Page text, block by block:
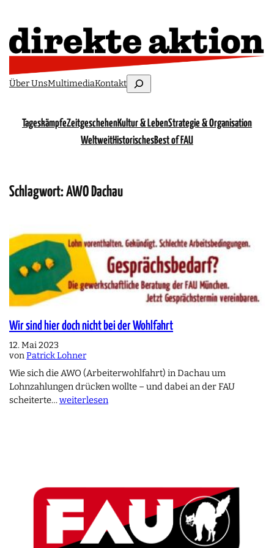
Über UnsMultimediaKontaktSuchen
TageskämpfeZeitgeschehenKultur & LebenStrategie & Organisation
WeltweitHistorischesBest of FAU
Schlagwort:AWO Dachau
Wir sind hier doch nicht bei der Wohlfahrt
12. Mai 2023
vonPatrick Lohner
Wie sich die AWO (Arbeiterwohlfahrt) in Dachau um
Lohnzahlungen drücken wollte – und dabei an der FAU
scheiterte…weiterlesen